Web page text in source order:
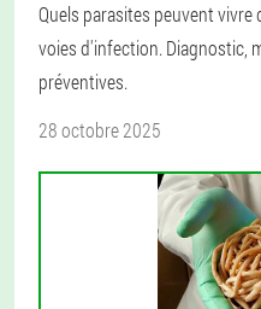
Quels parasites peuvent vivre
voies d'infection. Diagnostic,
préventives.
28 octobre 2025